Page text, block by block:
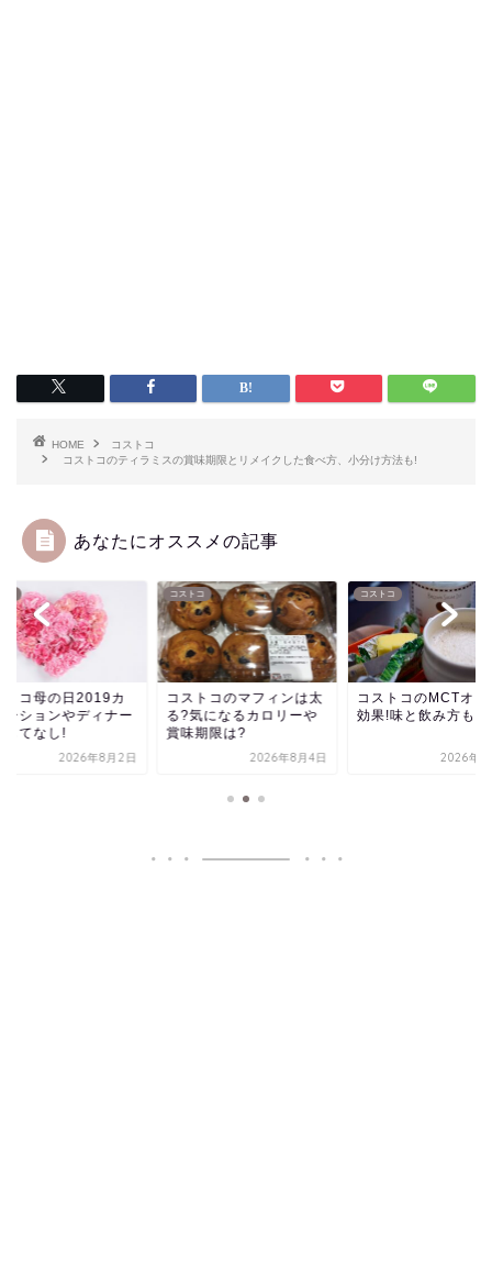
HOME
コストコ
コストコのティラミスの賞味期限とリメイクした食べ方、小分け方法も!
あなたにオススメの記事
トコ母の日2019カ
ーションやディナー
もてなし!
2026年8月2日
コストコ
コストコのマフィンは太
る?気になるカロリーや
賞味期限は?
2026年8月4日
コストコ
コストコのMCTオイ
効果!味と飲み方も!
2026年8